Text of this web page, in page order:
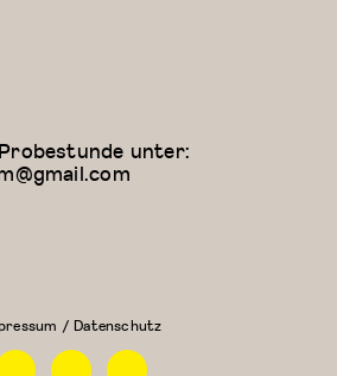
unter:
/ Datenschutz
FacebookInstagramLinkedin